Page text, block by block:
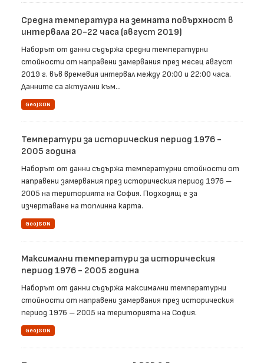
Средна температура на земната повърхност в
интервала 20-22 часа (август 2019)
Наборът от данни съдържа средни температурни
стойности от направени замервания през месец август
2019 г. във времевия интервал между 20:00 и 22:00 часа.
Данните са актуални към...
GeoJSON
Температури за историческия период 1976 -
2005 година
Наборът от данни съдържа температурни стойности от
направени замервания през историческия период 1976 –
2005 на територията на София. Подходящ е за
изчертаване на топлинна карта.
GeoJSON
Максимални температури за историческия
период 1976 - 2005 година
Наборът от данни съдържа максимални температурни
стойности от направени замервания през историческия
период 1976 – 2005 на територията на София.
GeoJSON